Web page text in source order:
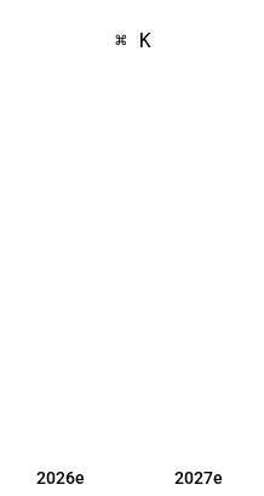
⌘ K
2026e 2027e
2026e 2027e